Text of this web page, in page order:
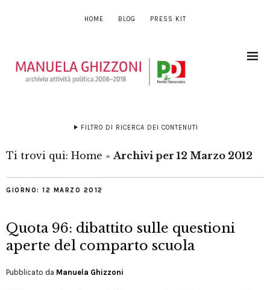
HOME BLOG PRESS KIT
FILTRO DI RICERCA DEI CONTENUTI
Ti trovi qui: Home » Archivi per 12 Marzo 2012
GIORNO: 12 MARZO 2012
Quota 96: dibattito sulle questioni
aperte del comparto scuola
Pubblicato da Manuela Ghizzoni